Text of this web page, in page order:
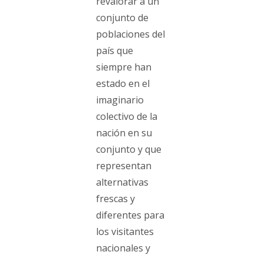
conjunto de
poblaciones del
país que
siempre han
estado en el
imaginario
colectivo de la
nación en su
conjunto y que
representan
alternativas
frescas y
diferentes para
los visitantes
nacionales y